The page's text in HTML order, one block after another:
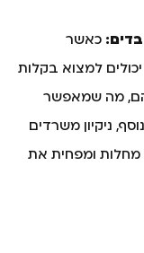
כאשר
למצוא בקלות
מה שמאפשר
ניקיון משרדים
מחלות ומפחית את